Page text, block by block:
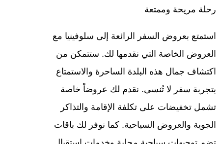
رحلة مريحة وممتعة
استمتع بعروض السفر الرائعة إلى سلوفينيا مع
العروض الخاصة التي نقدمها لك. ستتمكن من
اكتشاف جمال هذه البلدة الساحرة والاستمتاع
بتجربة سفر لا تُنسى. نقدم لك عروضاً خاصة
تشمل تخفيضات على تكلفة الإقامة والتذاكر
الجوية والعروض السياحية. كما نوفر لك باقات